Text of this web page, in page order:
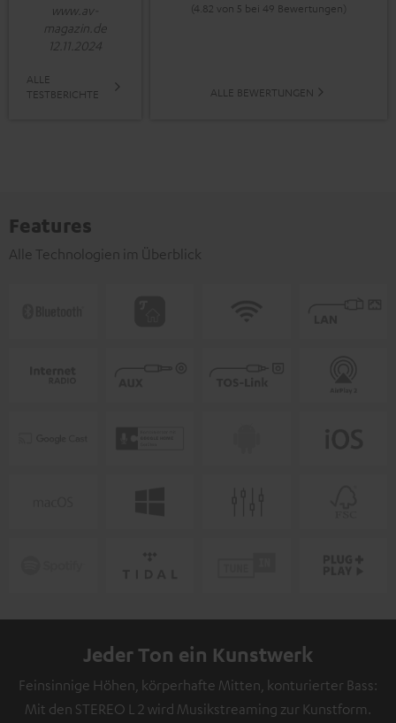
www.av-
magazin.de
12.11.2024
ALLE
TESTBERICHTE
(4.82 von 5 bei 49 Bewertungen)
ALLE BEWERTUNGEN
Features
Alle Technologien im Überblick
Jeder Ton ein Kunstwerk
Feinsinnige Höhen, körperhafte Mitten, konturierter Bass:
Mit den STEREO L 2 wird Musikstreaming zur Kunstform.